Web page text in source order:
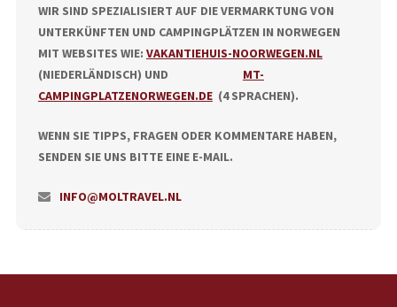
WIR SIND SPEZIALISIERT AUF DIE VERMARKTUNG VON
UNTERKÜNFTEN UND CAMPINGPLÄTZEN IN NORWEGEN
MIT WEBSITES WIE: VAKANTIEHUIS-NOORWEGEN.NL
(NIEDERLÄNDISCH) UND MT-
CAMPINGPLATZENORWEGEN.DE(4 SPRACHEN).
WENN SIE TIPPS, FRAGEN ODER KOMMENTARE HABEN,
SENDEN SIE UNS BITTE EINE E-MAIL.
INFO@MOLTRAVEL.NL